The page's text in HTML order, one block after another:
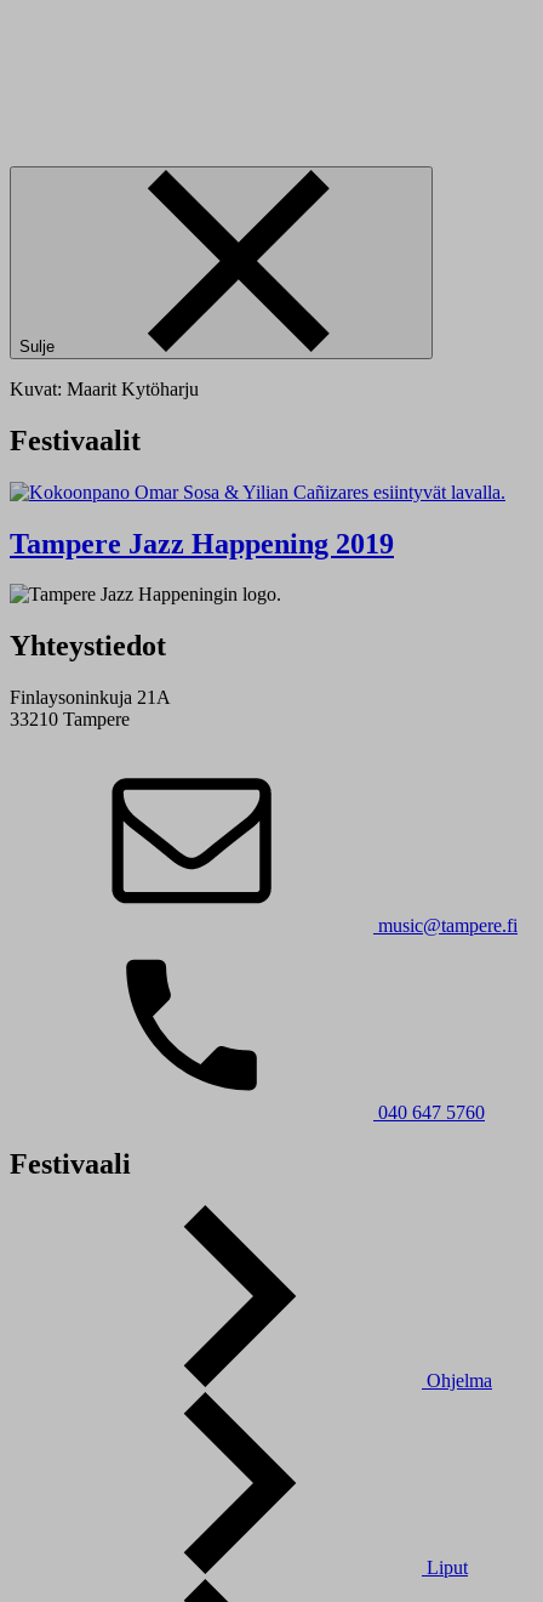
Sulje
Kuvat: Maarit Kytöharju
Festivaalit
Tampere Jazz Happening 2019
Yhteystiedot
Finlaysoninkuja 21A
33210 Tampere
music@tampere.fi
040 647 5760
Festivaali
Ohjelma
Liput